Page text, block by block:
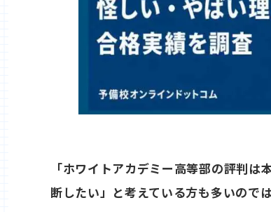
「ホワイトアカデミー高等部の評判
断したい」と考えている方も多いので